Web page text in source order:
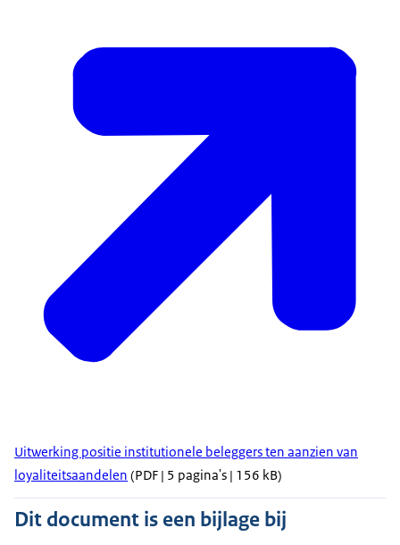
Uitwerking positie institutionele beleggers ten aanzien van
loyaliteitsaandelen (PDF | 5 pagina's | 156 kB)
Dit document is een bijlage bij